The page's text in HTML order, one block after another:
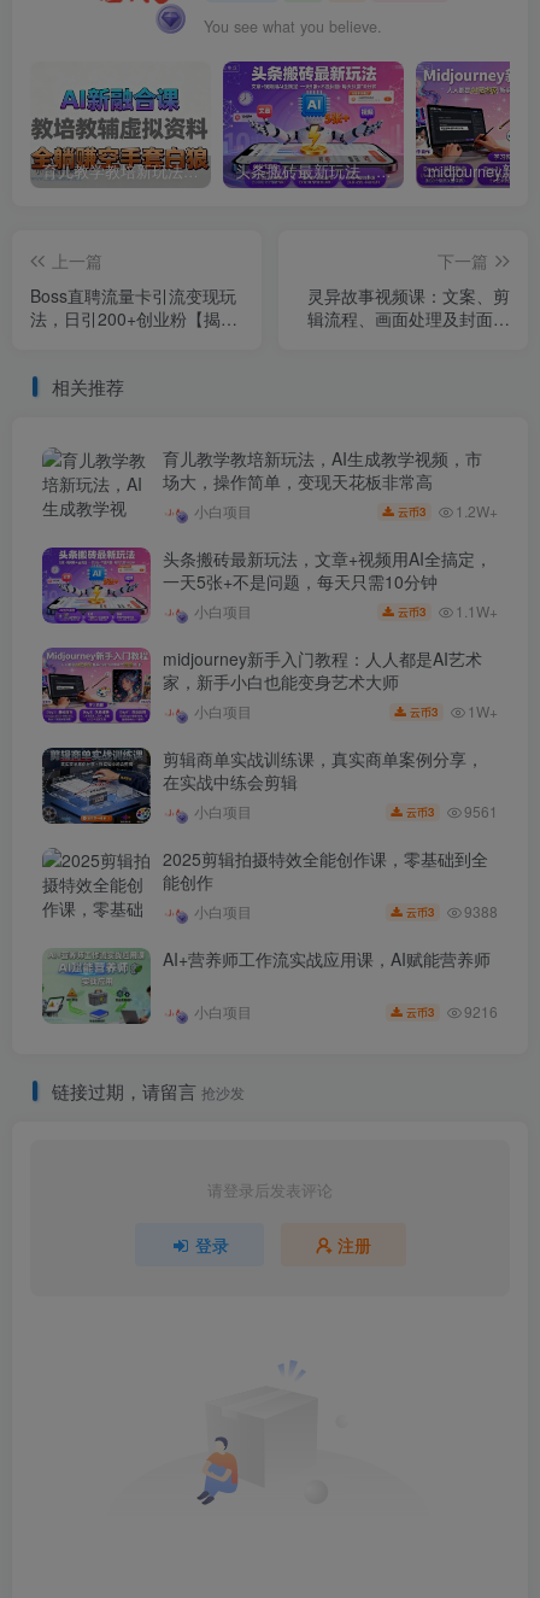
You see what you believe.
育儿教学教培新玩法，AI生成教学视频，市场大，操作简单，变现天花板非常高 头条搬砖最新玩法，文章+视频用AI全搞定，一天5张+不是问题，每天只需10分钟
上一篇
Boss直聘流量卡引流变现玩
法，日引200+创业粉【揭
下一篇
灵异故事视频课：文案、剪
辑流程、画面处理及封面制
相关推荐
育儿教学教培新玩法，AI生成教学视频，市
场大，操作简单，变现天花板非常高
小白项目 云币3 1.2W+
头条搬砖最新玩法，文章+视频用AI全搞定，
一天5张+不是问题，每天只需10分钟
小白项目 云币3 1.1W+
midjourney新手入门教程：人人都是AI艺术
家，新手小白也能变身艺术大师
小白项目 云币3 1W+
剪辑商单实战训练课，真实商单案例分享，
在实战中练会剪辑
小白项目 云币3 9561
2025剪辑拍摄特效全能创作课，零基础到全
能创作
小白项目 云币3 9388
AI+营养师工作流实战应用课，AI赋能营养师
小白项目 云币3 9216
链接过期，请留言 抢沙发
请登录后发表评论
登录 注册